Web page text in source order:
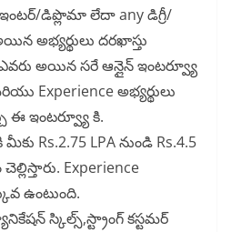
డిప్లొమా లేదా any డిగ్రీ/
అభ్యర్థులు దరఖాస్తు
ఎవరు అయిన సరే ఆన్లైన్ ఇంటర్వ్యూ
Experience అభ్యర్థులు
ఈ ఇంటర్వ్యూ కి.
Rs.2.75 LPA నుండి Rs.4.5
Experience
ఉంటుంది.
స్కిల్స్,స్ట్రాంగ్ కస్టమర్